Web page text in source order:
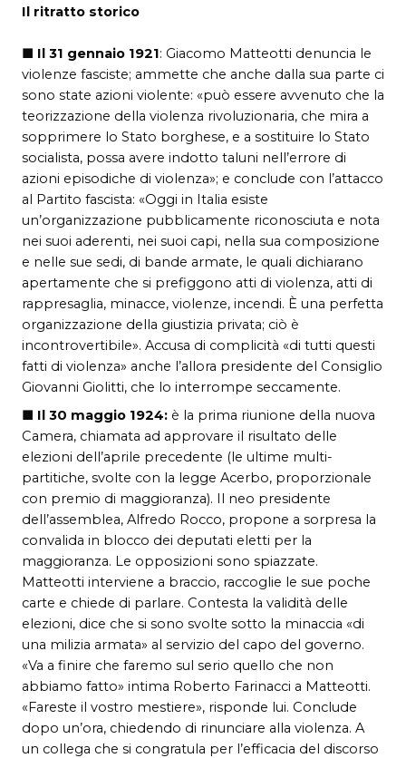
Il ritratto storico
■ Il 31 gennaio 1921: Giacomo Matteotti denuncia le
violenze fasciste; ammette che anche dalla sua parte ci
sono state azioni violente: «può essere avvenuto che la
teorizzazione della violenza rivoluzionaria, che mira a
sopprimere lo Stato borghese, e a sostituire lo Stato
socialista, possa avere indotto taluni nell’errore di
azioni episodiche di violenza»; e conclude con l’attacco
al Partito fascista: «Oggi in Italia esiste
un’organizzazione pubblicamente riconosciuta e nota
nei suoi aderenti, nei suoi capi, nella sua composizione
e nelle sue sedi, di bande armate, le quali dichiarano
apertamente che si prefiggono atti di violenza, atti di
rappresaglia, minacce, violenze, incendi. È una perfetta
organizzazione della giustizia privata; ciò è
incontrovertibile». Accusa di complicità «di tutti questi
fatti di violenza» anche l’allora presidente del Consiglio
Giovanni Giolitti, che lo interrompe seccamente.
■ Il 30 maggio 1924: è la prima riunione della nuova
Camera, chiamata ad approvare il risultato delle
elezioni dell’aprile precedente (le ultime multi-
partitiche, svolte con la legge Acerbo, proporzionale
con premio di maggioranza). Il neo presidente
dell’assemblea, Alfredo Rocco, propone a sorpresa la
convalida in blocco dei deputati eletti per la
maggioranza. Le opposizioni sono spiazzate.
Matteotti interviene a braccio, raccoglie le sue poche
carte e chiede di parlare. Contesta la validità delle
elezioni, dice che si sono svolte sotto la minaccia «di
una milizia armata» al servizio del capo del governo.
«Va a finire che faremo sul serio quello che non
abbiamo fatto» intima Roberto Farinacci a Matteotti.
«Fareste il vostro mestiere», risponde lui. Conclude
dopo un’ora, chiedendo di rinunciare alla violenza. A
un collega che si congratula per l’efficacia del discorso